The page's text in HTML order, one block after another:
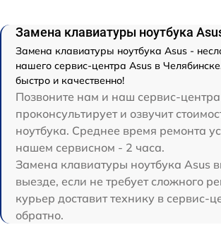
Замена клавиатуры ноутбука
Замена клавиатуры ноутбука Asus -
нашего сервис-центра Asus в
быстро и качественно!
Позвоните нам и наш сервис-центра
проконсультирует и озвучит
ноутбука. Среднее время ремонта
нашем сервисном - 2 часа.
Замена клавиатуры ноутбука Asus
выезде, если не требует сложного
курьер доставит технику в сервис-
обратно.